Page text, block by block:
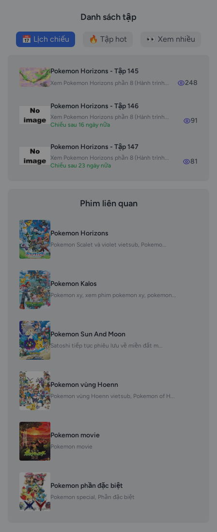
Danh sách tập
📅 Lịch chiếu 🔥 Tập hot 👀 Xem nhiều
Pokemon Horizons - Tập 145
Xem Pokemon Horizons phần 8 (Hành trình... 248
Pokemon Horizons - Tập 146
Xem Pokemon Horizons phần 8 (Hành trình...
Chiếu sau 16 ngày nữa
91
Pokemon Horizons - Tập 147
Xem Pokemon Horizons phần 8 (Hành trình...
Chiếu sau 23 ngày nữa
81
Phim liên quan
Pokemon Horizons
Pokemon Scalet và violet vietsub, Pokemo...
Pokemon Kalos
Pokemon xy, xem phim pokemon xy, pokemon...
Pokemon Sun And Moon
Satoshi tiếp tục phiêu lưu về miền đất m...
Pokemon vùng Hoenn
Pokemon vùng Hoenn vietsub, Pokemon of H...
Pokemon movie
Pokemon movie
Pokemon phần đặc biệt
Pokemon special, Phần đặc biệt